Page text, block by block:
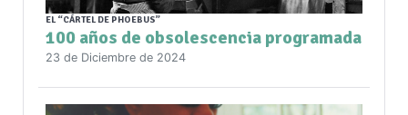
EL “CÁRTEL DE PHOEBUS”
100 años de obsolescencia programada
23 de Diciembre de 2024